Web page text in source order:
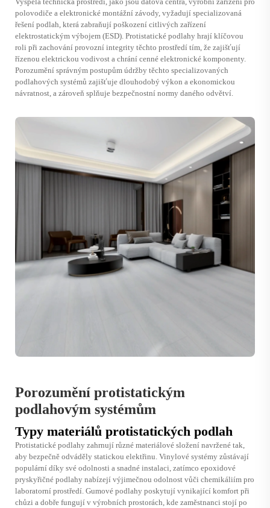
polovodiče a elektronické montážní závody, vyžadují specializovaná
řešení podlah, která zabraňují poškození citlivých zařízení
elektrostatickým výbojem (ESD). Protistatické podlahy hrají klíčovou
roli při zachování provozní integrity těchto prostředí tím, že zajišťují
řízenou elektrickou vodivost a chrání cenné elektronické komponenty.
Porozumění správným postupům údržby těchto specializovaných
podlahových systémů zajišťuje dlouhodobý výkon a ekonomickou
návratnost, a zároveň splňuje bezpečnostní normy daného odvětví.
Porozumění protistatickým
podlahovým systémům
Typy materiálů protistatických podlah
Protistatické podlahy zahrnují různé materiálové složení navržené tak,
aby bezpečně odváděly statickou elektřinu. Vinylové systémy zůstávají
populární díky své odolnosti a snadné instalaci, zatímco epoxidové
pryskyřičné podlahy nabízejí výjimečnou odolnost vůči chemikáliím pro
laboratorní prostředí. Gumové podlahy poskytují vynikající komfort při
chůzi a dobře fungují v výrobních prostorách, kde zaměstnanci stojí po